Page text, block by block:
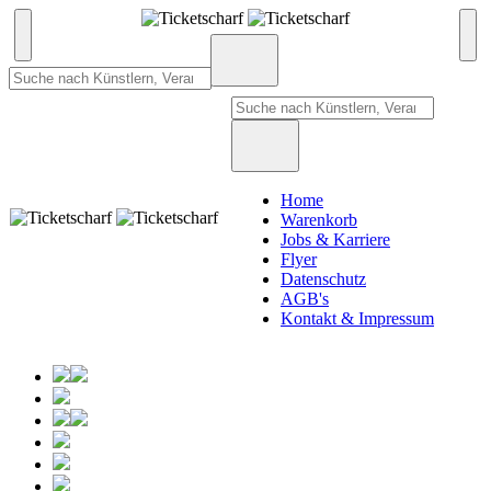
Home
Warenkorb
Jobs & Karriere
Flyer
Datenschutz
AGB's
Kontakt & Impressum